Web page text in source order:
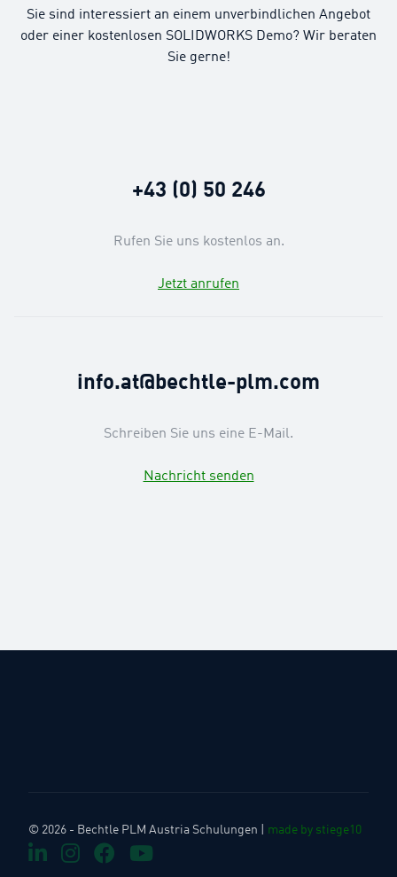
Sie sind interessiert an einem unverbindlichen Angebot
oder einer kostenlosen SOLIDWORKS Demo? Wir beraten
Sie gerne!
+43 (0) 50 246
Rufen Sie uns kostenlos an.
Jetzt anrufen
info.at@bechtle-plm.com
Schreiben Sie uns eine E-Mail.
Nachricht senden
© 2026 - Bechtle PLM Austria Schulungen | made by stiege10
LinkedInInstagramFacebook